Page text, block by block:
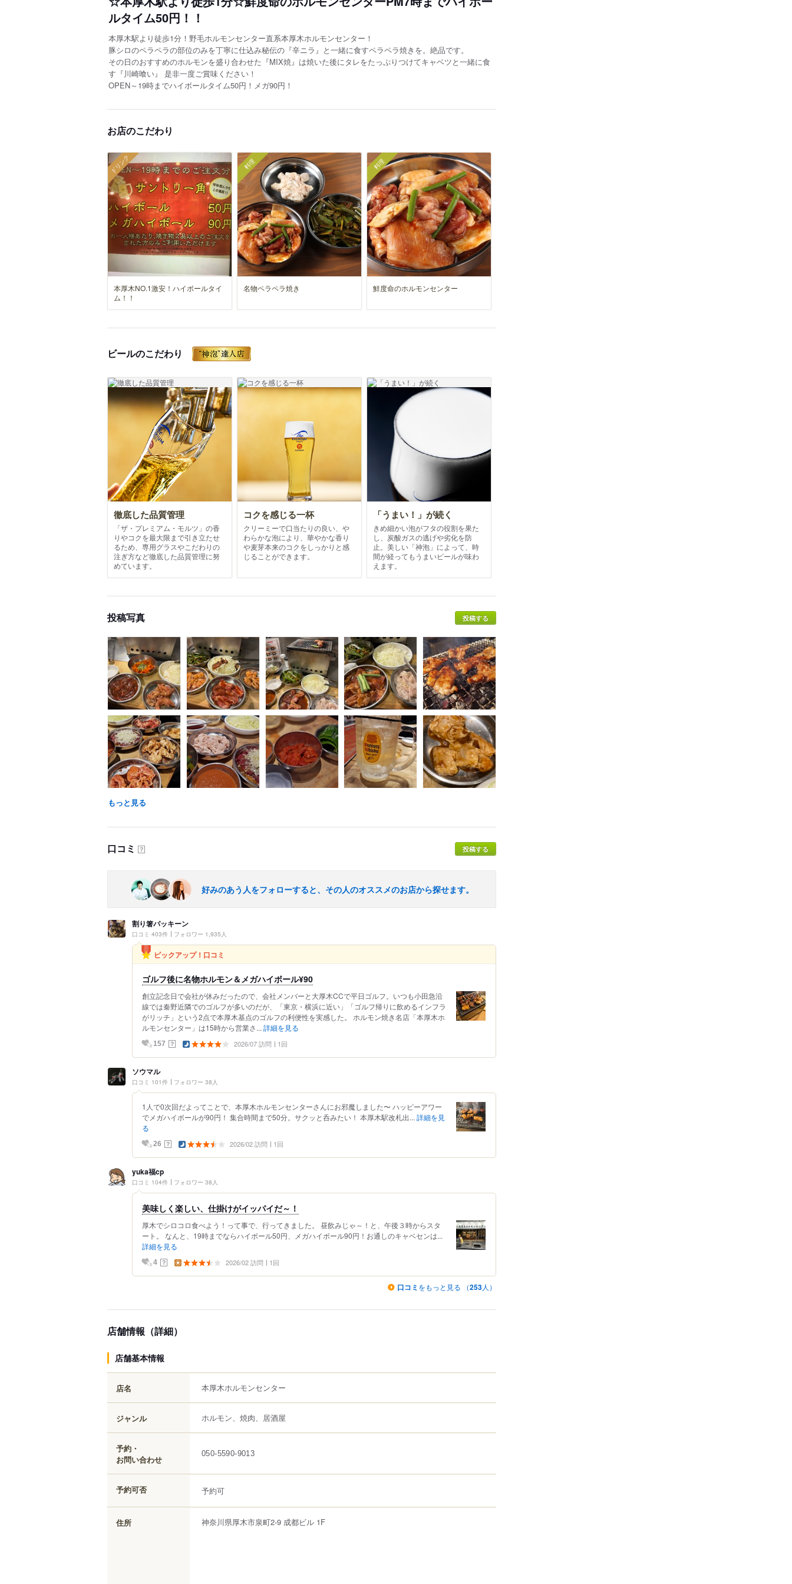
ルタイム50円！！
本厚木駅より徒歩1分！野毛ホルモンセンター直系本厚木ホルモンセンター！
豚シロのペラペラの部位のみを丁寧に仕込み秘伝の『辛ニラ』と一緒に食すペラペラ焼きを。絶品です。
その日のおすすめのホルモンを盛り合わせた『MIX焼』は焼いた後にタレをたっぷりつけてキャベツと一緒に食
す『川崎喰い』 是非一度ご賞味ください！
OPEN～19時までハイボールタイム50円！メガ90円！
お店のこだわり
ドリンク
本厚木NO.1激安！ハイボールタイ
ム！！
料理
名物ペラペラ焼き
料理
鮮度命のホルモンセンター
ビールのこだわり
徹底した品質管理
「ザ・プレミアム・モルツ」の香
りやコクを最大限まで引き立たせ
るため、専用グラスやこだわりの
注ぎ方など徹底した品質管理に努
めています。
コクを感じる一杯
クリーミーで口当たりの良い、や
わらかな泡により、華やかな香り
や麦芽本来のコクをしっかりと感
じることができます。
「うまい！」が続く
きめ細かい泡がフタの役割を果た
し、炭酸ガスの逃げや劣化を防
止。美しい「神泡」によって、時
間が経ってもうまいビールが味わ
えます。
投稿写真 投稿する
もっと見る
口コミ ？ 投稿する
好みのあう人をフォローすると、その人のオススメのお店から探せます。
割り箸パッキーン
口コミ 403件 フォロワー 1,935人
ピックアップ！口コミ
ゴルフ後に名物ホルモン＆メガハイボール¥90
創立記念日で会社が休みだったので、会社メンバーと大厚木CCで平日ゴルフ。いつも小田急沿
線では秦野近隣でのゴルフが多いのだが、「東京・横浜に近い」「ゴルフ帰りに飲めるインフラ
がリッチ」という2点で本厚木基点のゴルフの利便性を実感した。 ホルモン焼き名店「本厚木ホ
ルモンセンター」は15時から営業さ... 詳細を見る
157 ？ 2026/07 訪問 1回
ソウマル
口コミ 101件 フォロワー 38人
1人で0次回だよってことで、本厚木ホルモンセンターさんにお邪魔しました〜 ハッピーアワー
でメガハイボールが90円！ 集合時間まで50分。サクッと呑みたい！ 本厚木駅改札出... 詳細を見
る
26 ？ 2026/02 訪問 1回
yuka福cp
口コミ 104件 フォロワー 38人
美味しく楽しい、仕掛けがイッパイだ～！
厚木でシロコロ食べよう！って事で、行ってきました。 昼飲みじゃ～！と、午後３時からスタ
ート。 なんと、19時までならハイボール50円、メガハイボール90円！お通しのキャベセンは...
詳細を見る
4 ？ 2026/02 訪問 1回
口コミ をもっと見る （253人）
店舗情報（詳細）
店舗基本情報
店名 本厚木ホルモンセンター
ジャンル ホルモン、焼肉、居酒屋
予約・
お問い合わせ
050-5590-9013
予約可否 予約可
住所 神奈川県厚木市泉町2-9 成都ビル 1F